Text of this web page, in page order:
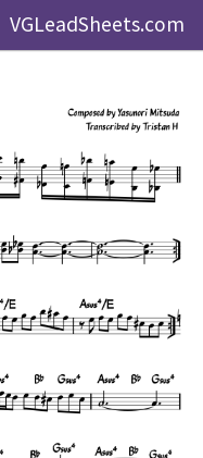
VGLeadSheets.com